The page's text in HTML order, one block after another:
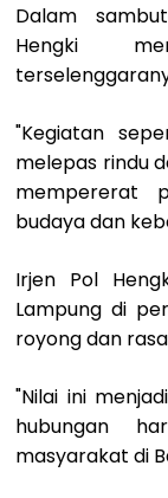
Dalam
Hengki
"Kegiatan
melepas rindu
mempererat
budaya dan
Irjen Pol
Lampung di
royong dan
"Nilai ini
hubungan
masyarakat di